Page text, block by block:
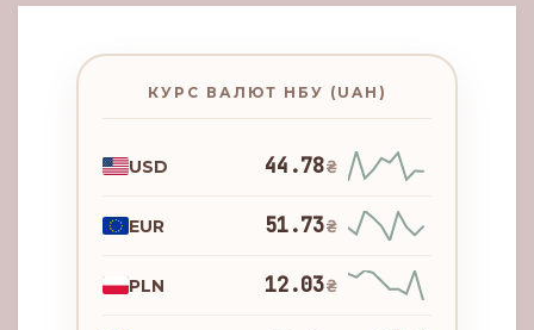
КУРС ВАЛЮТ НБУ (UAH)
USD 44.78₴
EUR 51.73₴
PLN 12.03₴